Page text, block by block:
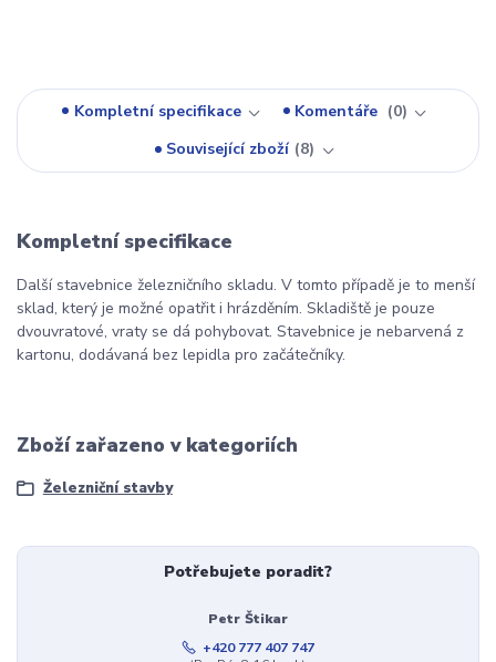
Kompletní specifikace Komentáře
0
Související zboží 8
Kompletní specifikace
Další stavebnice železničního skladu. V tomto případě je to menší
sklad, který je možné opatřit i hrázděním. Skladiště je pouze
dvouvratové, vraty se dá pohybovat. Stavebnice je nebarvená z
kartonu, dodávaná bez lepidla pro začátečníky.
Zboží zařazeno v kategoriích
Železniční stavby
Potřebujete poradit?
Petr Štikar
+420 777 407 747